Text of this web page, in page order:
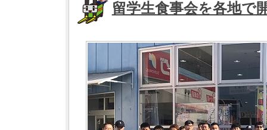
留学生食事会を各地で